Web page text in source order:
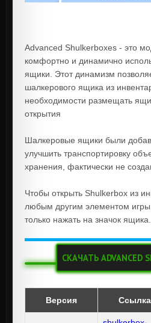
Advanced Shulkerboxes - это
комфортно и динамично
ящики. Этот динамизм
шалкерового ящика из
необходимости размещать
открытия
Шалкеровые ящики были
улучшить транспортировку
хранения, фактически не
Чтобы открыть Shulkerbox из
любым другим элементом
только нажать на значок ящика.
СКАЧАТЬ ADVANCED
Версия Ссылка